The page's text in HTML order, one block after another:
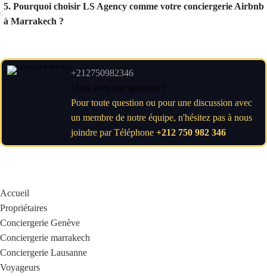
5. Pourquoi choisir LS Agency comme votre conciergerie Airbnb
à Marrakech ?
+212750982346
Vous avez une question ?
Pour toute question ou pour une discussion avec
un membre de notre équipe, n'hésitez pas à nous
joindre par Téléphone +212 750 982 346
Accueil
Propriétaires
Conciergerie Genève
Conciergerie marrakech
Conciergerie Lausanne
Voyageurs